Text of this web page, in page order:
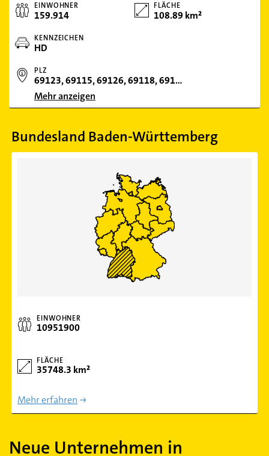
EINWOHNER
159.914
FLÄCHE
108.89 km²
KENNZEICHEN
HD
PLZ
69123, 69115, 69126, 69118, 69121, 69124, 69120, 69117, 69065
Mehr anzeigen
Bundesland Baden-Württemberg
EINWOHNER
10951900
FLÄCHE
35748.3 km²
Mehr erfahren
Neue Unternehmen in